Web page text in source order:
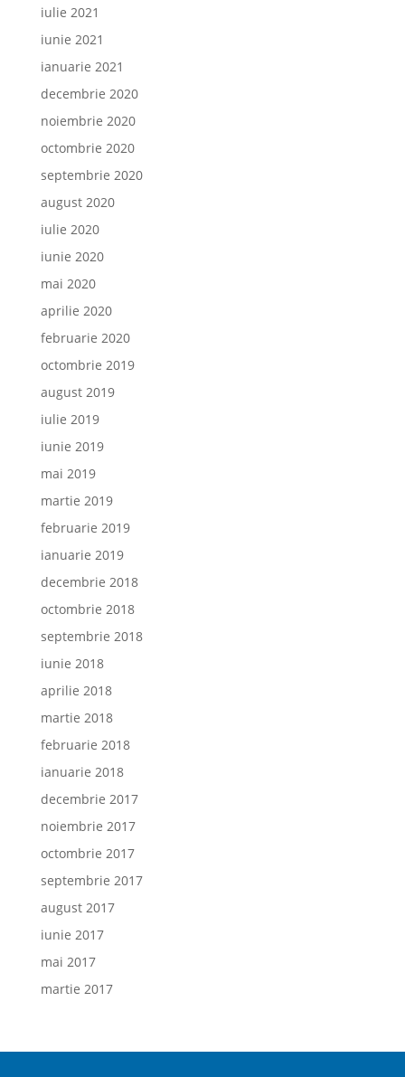
iulie 2021
iunie 2021
ianuarie 2021
decembrie 2020
noiembrie 2020
octombrie 2020
septembrie 2020
august 2020
iulie 2020
iunie 2020
mai 2020
aprilie 2020
februarie 2020
octombrie 2019
august 2019
iulie 2019
iunie 2019
mai 2019
martie 2019
februarie 2019
ianuarie 2019
decembrie 2018
octombrie 2018
septembrie 2018
iunie 2018
aprilie 2018
martie 2018
februarie 2018
ianuarie 2018
decembrie 2017
noiembrie 2017
octombrie 2017
septembrie 2017
august 2017
iunie 2017
mai 2017
martie 2017